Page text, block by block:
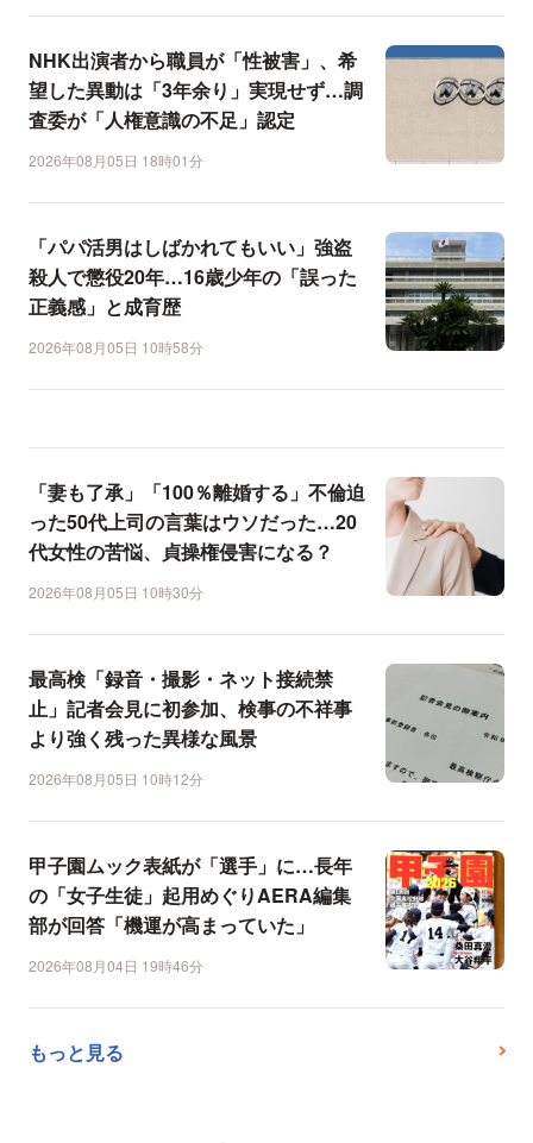
NHK出演者から職員が「性被害」、希
望した異動は「3年余り」実現せず…調
査委が「人権意識の不足」認定
2026年08月05日 18時01分
「パパ活男はしばかれてもいい」強盗
殺人で懲役20年…16歳少年の「誤った
正義感」と成育歴
2026年08月05日 10時58分
「妻も了承」「100％離婚する」不倫迫
った50代上司の言葉はウソだった…20
代女性の苦悩、貞操権侵害になる？
2026年08月05日 10時30分
最高検「録音・撮影・ネット接続禁
止」記者会見に初参加、検事の不祥事
より強く残った異様な風景
2026年08月05日 10時12分
甲子園ムック表紙が「選手」に…長年
の「女子生徒」起用めぐりAERA編集
部が回答「機運が高まっていた」
2026年08月04日 19時46分
もっと見る